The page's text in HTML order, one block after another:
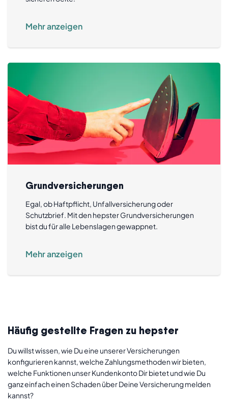
Mehr anzeigen
Grundversicherungen
Egal, ob Haftpflicht, Unfallversicherung oder
Schutzbrief. Mit den hepster Grundversicherungen
bist du für alle Lebenslagen gewappnet.
Mehr anzeigen
Häufig gestellte Fragen zu hepster
Du willst wissen, wie Du eine unserer Versicherungen
konfigurieren kannst, welche Zahlungsmethoden wir bieten,
welche Funktionen unser Kundenkonto Dir bietet und wie Du
ganz einfach einen Schaden über Deine Versicherung melden
kannst?